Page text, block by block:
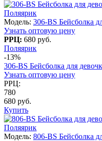
Поляярик
Модель: 306-BS Бейсболка
Узнать оптовую цену
РРЦ: 680 руб.
Поляярик
-13%
306-BS Бейсболка для
Узнать оптовую цену
РРЦ:
780
680 руб.
Купить
Поляярик
Модель: 806-BS Бейсболка